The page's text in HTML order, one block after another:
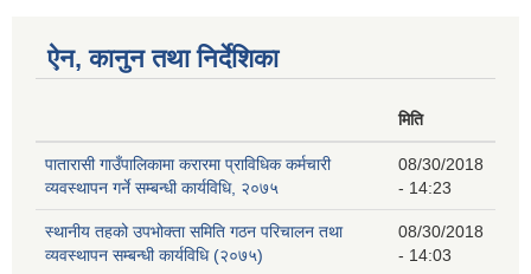
ऐन, कानुन तथा निर्देशिका
मिति
पातारासी गाउँपालिकामा करारमा प्राविधिक कर्मचारी
व्यवस्थापन गर्ने सम्बन्धी कार्यविधि, २०७५
08/30/2018
- 14:23
स्थानीय तहको उपभोक्ता समिति गठन परिचालन तथा
व्यवस्थापन सम्बन्धी कार्यविधि (२०७५)
08/30/2018
- 14:03